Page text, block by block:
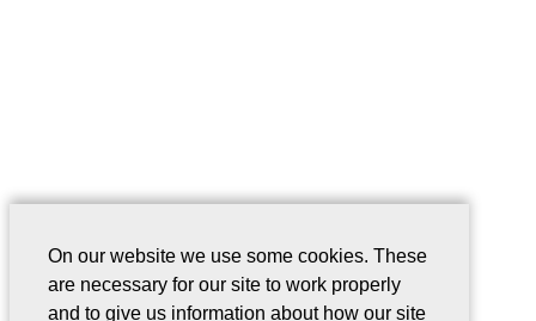
On our website we use some cookies. These
are necessary for our site to work properly
and to give us information about how our site